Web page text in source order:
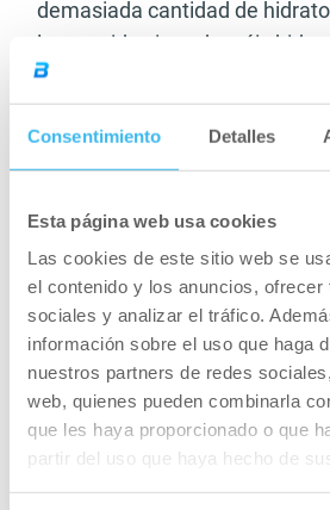
Consentimiento Detalles
Esta página web usa cookies
Las cookies de este sitio web se
el contenido y los anuncios, ofrecer
sociales y analizar el tráfico.
información sobre el uso que haga
nuestros partners de redes
web, quienes pueden combinarla
que les haya proporcionado o que
partir del uso que haya hecho de
demasiada cantidad de
las comidas introduzcáis
buena ración como
más moderadas previas al
aseguraros de disponer de
ideal es comer cereales y
fuentes principales y optar por
–Las grasas no serán vuestro
energéticopor tanto no es
demasiadas grasas(1-1.5gr
aún así serán muy necesarias
sistema endocrino funcione
como hemos indicado en otras
consumo de ácidos grasos